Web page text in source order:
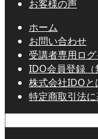
お客様の声
ホーム
お問い合わせ
受講者専用ロ
IDO会員登録（
株式会社IDOと
特定商取引法